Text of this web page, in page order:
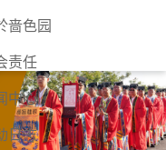
啬色园
责任
中心
日志